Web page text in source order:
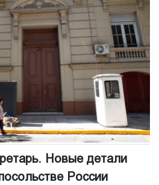
Новые детали
России